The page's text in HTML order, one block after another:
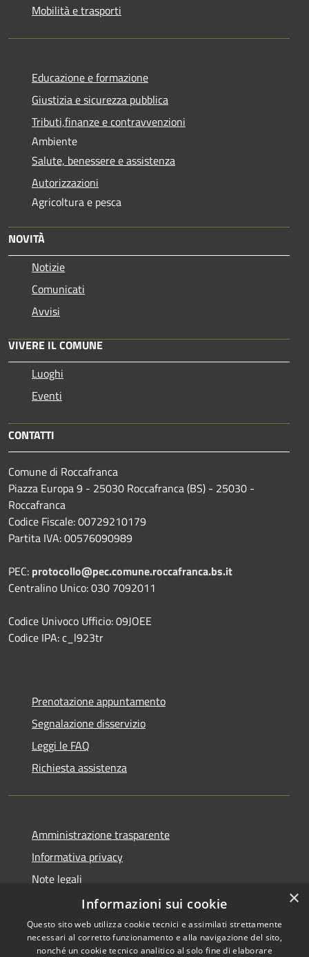
Mobilità e trasporti
Educazione e formazione
Giustizia e sicurezza pubblica
Tributi,finanze e contravvenzioni
Ambiente
Salute, benessere e assistenza
Autorizzazioni
Agricoltura e pesca
NOVITÀ
Notizie
Comunicati
Avvisi
VIVERE IL COMUNE
Luoghi
Eventi
CONTATTI
Comune di Roccafranca
Piazza Europa 9 - 25030 Roccafranca (BS) - 25030 -
Roccafranca
Codice Fiscale: 00729210179
Partita IVA: 00576090989
PEC: protocollo@pec.comune.roccafranca.bs.it
Centralino Unico: 030 7092011
Codice Univoco Ufficio: 09JOEE
Codice IPA: c_l923tr
Prenotazione appuntamento
Segnalazione disservizio
Leggi le FAQ
Richiesta assistenza
Amministrazione trasparente
Informativa privacy
Note legali
Dichiarazione di accessibilità
×
Informazioni sui cookie
Questo sito web utilizza cookie tecnici e assimilati strettamente
necessari al corretto funzionamento e alla navigazione del sito,
nonché un cookie tecnico analitico al solo fine di elaborare